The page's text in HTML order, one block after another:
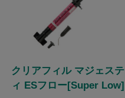
クリアフィル マジェステ
ィ ESフロー[Super Low]